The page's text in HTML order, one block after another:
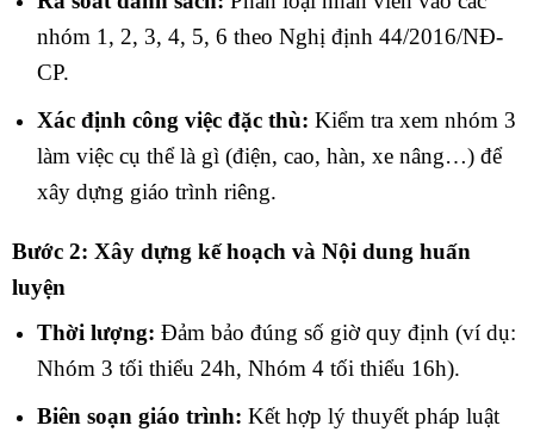
nhóm 1, 2, 3, 4, 5, 6 theo Nghị định 44/2016/NĐ-
CP.
Xác định công việc đặc thù: Kiểm tra xem nhóm 3
làm việc cụ thể là gì (điện, cao, hàn, xe nâng…) để
xây dựng giáo trình riêng.
Bước 2: Xây dựng kế hoạch và Nội dung huấn
luyện
Thời lượng: Đảm bảo đúng số giờ quy định (ví dụ:
Nhóm 3 tối thiểu 24h, Nhóm 4 tối thiểu 16h).
Biên soạn giáo trình: Kết hợp lý thuyết pháp luật